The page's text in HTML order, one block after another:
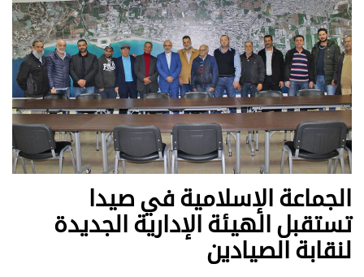
الجماعة الإسلامية في صيدا
تستقبل الهيئة الإدارية الجديدة
لنقابة الصيادين